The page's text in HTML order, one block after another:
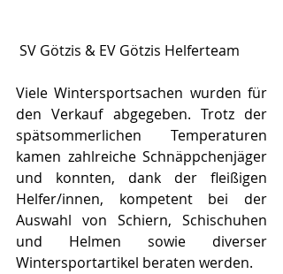
SV Götzis & EV Götzis Helferteam
Viele Wintersportsachen wurden für
den Verkauf abgegeben. Trotz der
spätsommerlichen Temperaturen
kamen zahlreiche Schnäppchenjäger
und konnten, dank der fleißigen
Helfer/innen, kompetent bei der
Auswahl von Schiern, Schischuhen
und Helmen sowie diverser
Wintersportartikel beraten werden.